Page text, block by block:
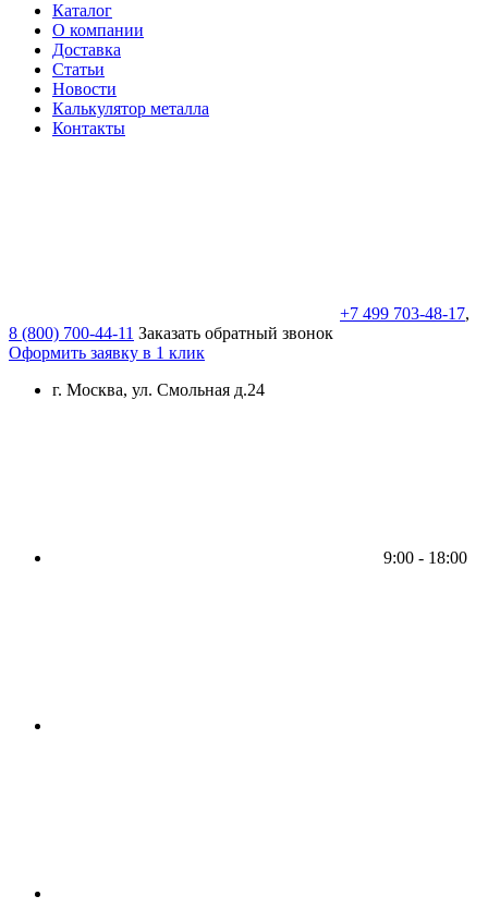
Каталог
О компании
Доставка
Статьи
Новости
Калькулятор металла
Контакты
+7 499 703-48-17,
8 (800) 700-44-11 Заказать обратный звонок
Оформить заявку в 1 клик
г. Москва, ул. Смольная д.24
9:00 - 18:00